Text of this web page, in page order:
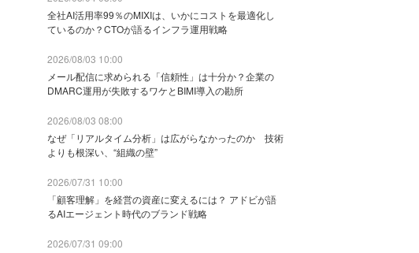
全社AI活用率99％のMIXIは、いかにコストを最適化し
ているのか？CTOが語るインフラ運用戦略
2026/08/03 10:00
メール配信に求められる「信頼性」は十分か？企業の
DMARC運用が失敗するワケとBIMI導入の勘所
2026/08/03 08:00
なぜ「リアルタイム分析」は広がらなかったのか 技術
よりも根深い、“組織の壁”
2026/07/31 10:00
「顧客理解」を経営の資産に変えるには？ アドビが語
るAIエージェント時代のブランド戦略
2026/07/31 09:00